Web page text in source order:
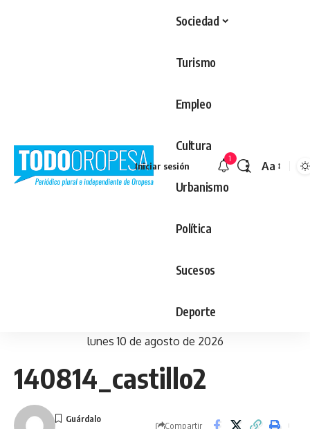
Sociedad
Turismo
Empleo
Cultura
Urbanismo
Política
Sucesos
Deporte
Iniciar sesión
1
Aa
lunes 10 de agosto de 2026
140814_castillo2
Compartir